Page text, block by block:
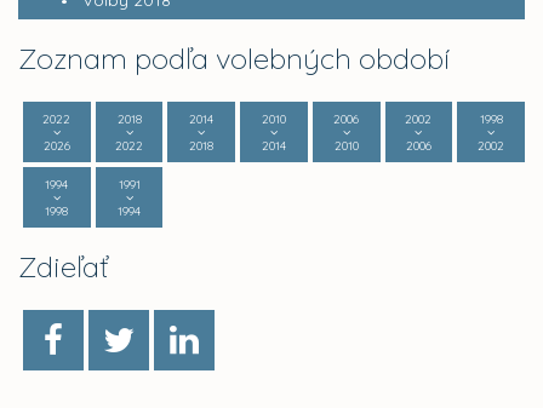
Zoznam podľa volebných období
2022
2026
2018
2022
2014
2018
2010
2014
2006
2010
2002
2006
1998
2002
1994
1998
1991
1994
Zdieľať